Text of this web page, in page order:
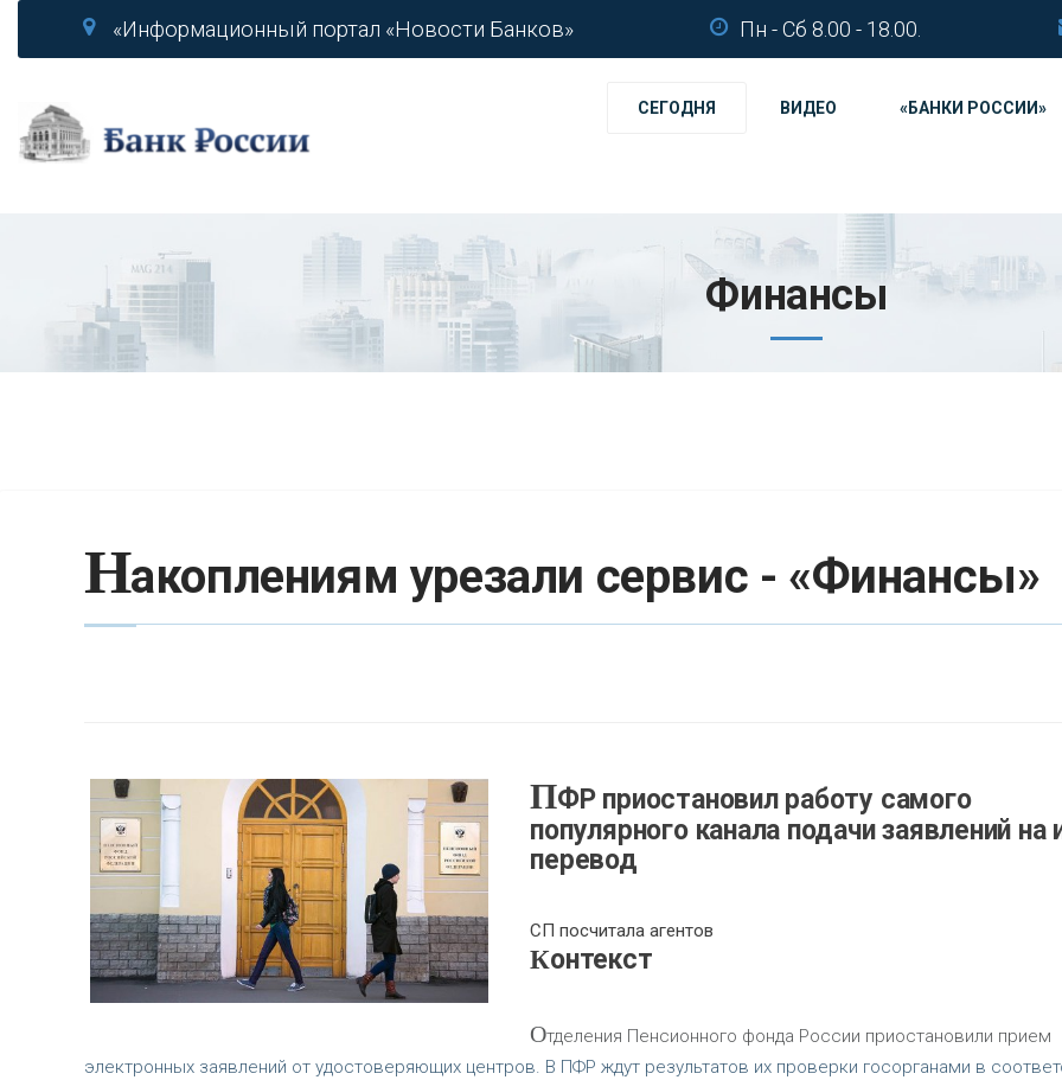
«Информационный портал «Новости Банков» Пн - Сб 8.00 - 18.00.
СЕГОДНЯ ВИДЕО «БАНКИ РОССИИ»
Финансы
Накоплениям урезали сервис - «Финансы»
ПФР приостановил работу самого
популярного канала подачи заявлений на
перевод
СП посчитала агентов
Контекст
Отделения Пенсионного фонда России приостановили прием
электронных заявлений от удостоверяющих центров. В ПФР ждут результатов их проверки госорганами в